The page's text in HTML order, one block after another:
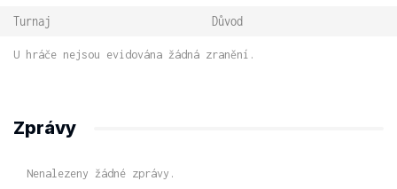
Turnaj Důvod
U hráče nejsou evidována žádná zranění.
Zprávy
Nenalezeny žádné zprávy.